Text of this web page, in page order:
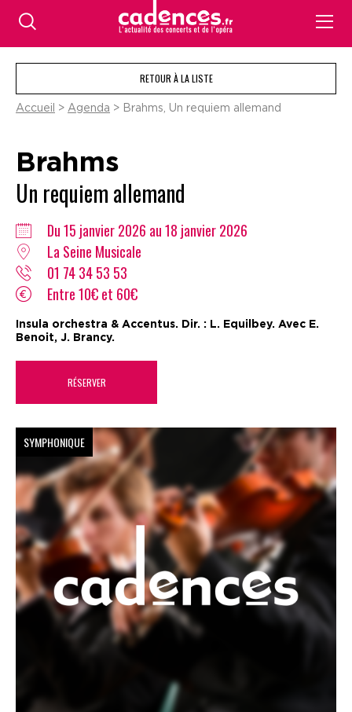
RETOUR À LA LISTE
Accueil > Agenda > Brahms, Un requiem allemand
Brahms
Un requiem allemand
Du 15 janvier 2026 au 18 janvier 2026
La Seine Musicale
01 74 34 53 53
Entre 10€ et 60€
Insula orchestra & Accentus. Dir. : L. Equilbey. Avec E.
Benoit, J. Brancy.
RÉSERVER
SYMPHONIQUE